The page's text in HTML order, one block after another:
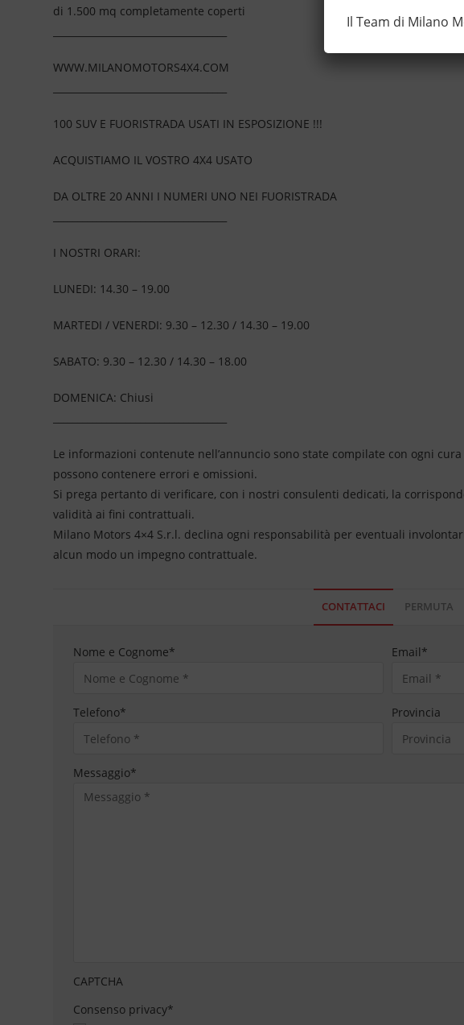
di 1.500 mq completamente coperti
WWW.MILANOMOTORS4X4.COM
100 SUV E FUORISTRADA USATI IN ESPOSIZIONE !!!
ACQUISTIAMO IL VOSTRO 4X4 USATO
DA OLTRE 20 ANNI I NUMERI UNO NEI FUORISTRADA
I NOSTRI ORARI:
LUNEDI: 14.30 – 19.00
MARTEDI / VENERDI: 9.30 – 12.30 / 14.30 – 19.00
SABATO: 9.30 – 12.30 / 14.30 – 18.00
DOMENICA: Chiusi
Le informazioni contenute nell’annuncio sono state compilate con ogni
possono contenere errori e omissioni.
Si prega pertanto di verificare, con i nostri consulenti dedicati, la
validità ai fini contrattuali.
Milano Motors 4×4 S.r.l. declina ogni responsabilità per eventuali
alcun modo un impegno contrattuale.
CONTATTACI PERMUTA
Nome e Cognome* Email*
Telefono* Provincia
Messaggio*
CAPTCHA
Consenso privacy*
Il Team di Milano